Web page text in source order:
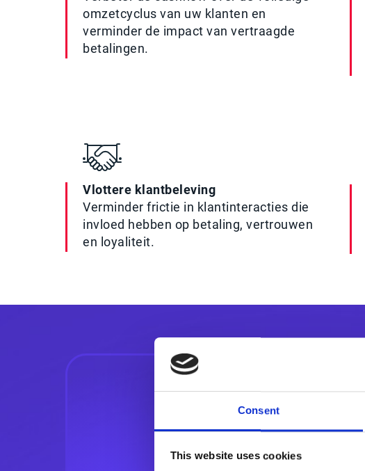
Consent
This website uses cookies
omzetcyclus van uw klanten en
verminder de impact van vertraagde
betalingen.
Vlottere klantbeleving
Verminder frictie in klantinteracties die
invloed hebben op betaling, vertrouwen
en loyaliteit.